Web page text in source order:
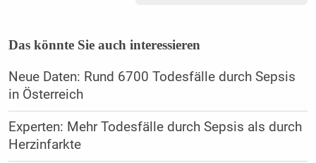
Das könnte Sie auch interessieren
Neue Daten: Rund 6700 Todesfälle durch Sepsis
in Österreich
Experten: Mehr Todesfälle durch Sepsis als durch
Herzinfarkte